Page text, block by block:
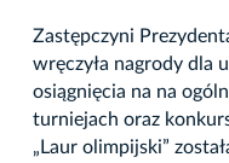
Zastępczyni
wręczyła nagrody dla
osiągnięcia na na
turniejach oraz
„Laur olimpijski”